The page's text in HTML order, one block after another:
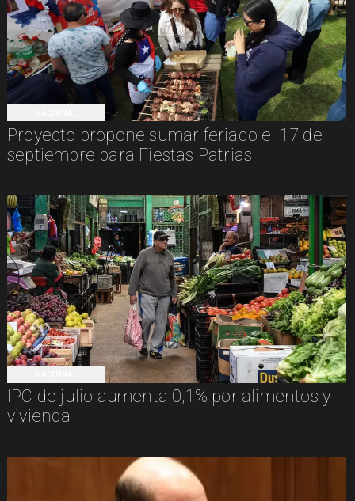
Proyecto propone sumar feriado el 17 de
septiembre para Fiestas Patrias
IPC de julio aumenta 0,1% por alimentos y
vivienda